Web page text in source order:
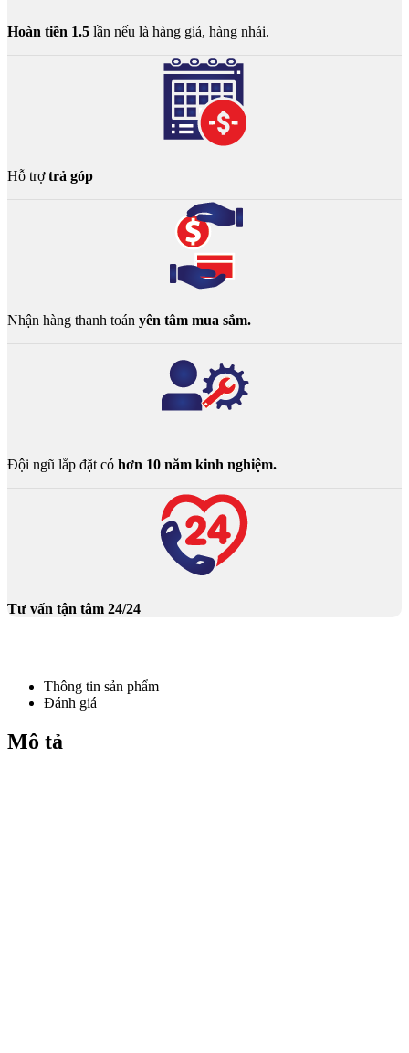
Hoàn tiền 1.5 lần nếu là hàng giả, hàng nhái.
Hỗ trợtrả góp
Nhận hàng thanh toán yên tâm mua sắm.
Đội ngũ lắp đặt có hơn 10 năm kinh nghiệm.
Tư vấn tận tâm 24/24
Thông tin sản phẩm
Đánh giá
Mô tả